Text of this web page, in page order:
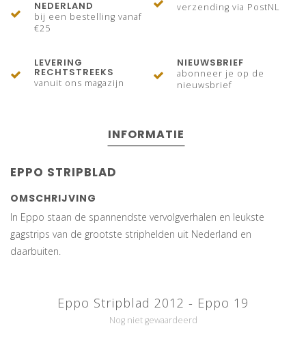
NEDERLAND
bij een bestelling vanaf
€25
verzending via PostNL
LEVERING
RECHTSTREEKS
vanuit ons magazijn
NIEUWSBRIEF
abonneer je op de
nieuwsbrief
INFORMATIE
EPPO STRIPBLAD
OMSCHRIJVING
In Eppo staan de spannendste vervolgverhalen en leukste
gagstrips van de grootste striphelden uit Nederland en
daarbuiten.
Eppo Stripblad 2012 - Eppo 19
Nog niet gewaardeerd